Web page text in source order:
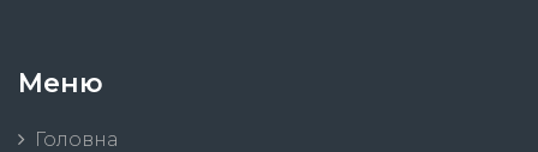
Меню
Головна